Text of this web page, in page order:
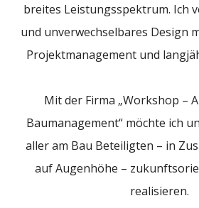
breites Leistungsspektrum. Ich
und unverwechselbares Design
Projektmanagement und
Mit der Firma „Workshop –
Baumanagement“ möchte ich
aller am Bau Beteiligten – in
auf Augenhöhe –
realisieren.